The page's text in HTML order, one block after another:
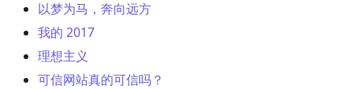
以梦为马，奔向远方
我的 2017
理想主义
可信网站真的可信吗？